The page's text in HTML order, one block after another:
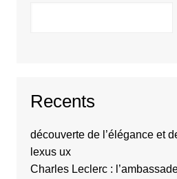
Recents
découverte de l’élégance et
lexus ux
Charles Leclerc :